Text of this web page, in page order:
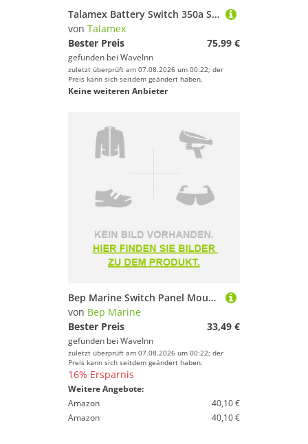
Pumpen & Sanitäranlagen
Rettungswesten
Schiffkompasse
Schiffs-Bekleidung
Sicherheitszubehör-Artikel
Sitze für Boote
Steuerungsausrüstung
Talamex Battery Switch 350a Schwarz
von Talamex
Bester Preis
75,99 €
gefunden bei WaveInn
zuletzt überprüft am 07.08.2026 um 00:22; der
Preis kann sich seitdem geändert haben.
Keine weiteren Anbieter
Bep Marine Switch Panel Mount Support Rot 275 A
von Bep Marine
Bester Preis
33,49 €
gefunden bei WaveInn
zuletzt überprüft am 07.08.2026 um 00:22; der
Preis kann sich seitdem geändert haben.
16% Ersparnis
Weitere Angebote:
Amazon
40,10 €
Amazon
40,10 €